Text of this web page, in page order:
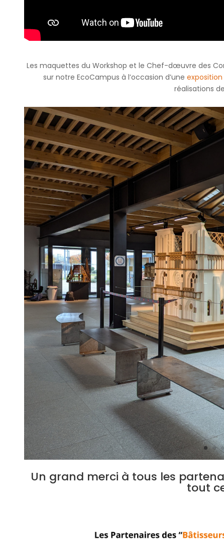
Les maquettes du Workshop et le Chef-dœuvre des
sur notre EcoCampus à l’occasion d’une
réalisations
Un grand merci à tous les
tout